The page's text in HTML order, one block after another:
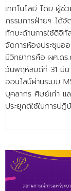
- - ความมั่นคงปลอ
- - อุตสาหกรรมชีว
- ศึกษาศาสตรบัณ
- - วิทยาศาสตร์ทั่ว
- เทคโนโลยีบัณฑิต
- ศูนย์เครื่องมือปฏิ
เทคโนโลยี โดย ผู้ช่
กรรมการฝ่ายฯ ได้
ทักษะด้านการใช้ดิจิ
จัดการห้องประชุมอ
มีวิทยากรคือ ผศ.ด
วันพฤหัสบดีที่ 31 มี
ออนไลน์ผ่านระบบ
บุคลากร ศิษย์เก่า แ
ประยุกต์ใช้ในการป